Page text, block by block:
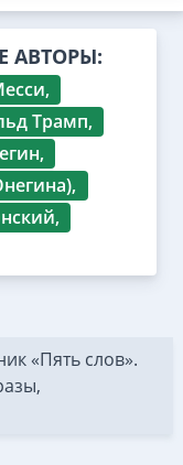
АВТОРЫ:
Трамп,
«Пять слов».